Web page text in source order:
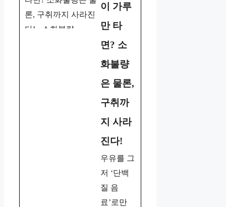
이 가루
만 타
면? 소
화불량
은 물론,
구취까
지 사라
진다!
우유를 그
저 ‘단백
질 음
료’로만